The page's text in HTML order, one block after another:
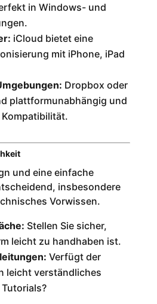
in Windows- und
iCloud bietet eine
mit iPhone, iPad
Dropbox oder
plattformunabhängig und
und eine einfache
insbesondere
Vorwissen.
Stellen Sie sicher,
leicht zu handhaben ist.
Verfügt der
leicht verständliches